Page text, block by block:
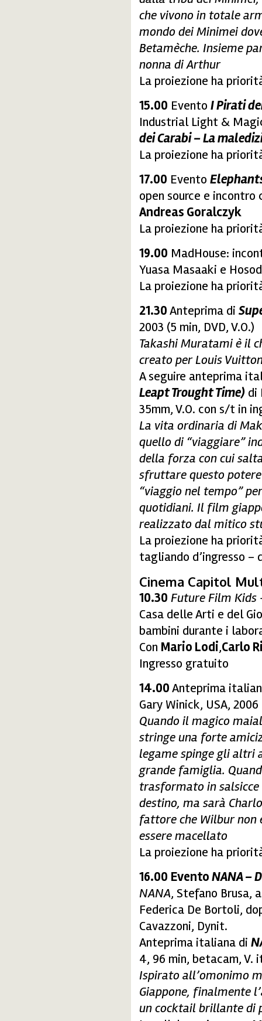
che vivono in totale
mondo dei Minimei
Betamèche. Insieme
nonna di Arthur
La proiezione ha
15.00 Evento I Pirati
Industrial Light &
dei Carabi – La
La proiezione ha
17.00 Evento
open source e
Andreas Goralczyk
La proiezione ha
19.00 MadHouse:
Yuasa Masaaki e
La proiezione ha
21.30Anteprima di
2003 (5 min, DVD, V.O.)
Takashi Muratami è il
creato per Louis
A seguire anteprima
Leapt Trought Time) di
35mm, V.O. con s/t in
La vita ordinaria di
quello di “viaggiare”
della forza con cui
sfruttare questo
“viaggio nel tempo”
quotidiani. Il film
realizzato dal mitico
La proiezione ha
tagliando d’ingresso –
Cinema Capitol
10.30 Future Film
Casa delle Arti e del
bambini durante i
Con Mario Lodi,Carlo
Ingresso gratuito
14.00Anteprima
Gary Winick, USA,
Quando il magico
stringe una forte
legame spinge gli altri
grande famiglia.
trasformato in
destino, ma sarà
fattore che Wilbur
essere macellato
La proiezione ha
16.00 EventoNANA –
NANA, Stefano Brusa,
Federica De Bortoli,
Cavazzoni, Dynit.
Anteprima italiana di
4, 96 min, betacam, V.
Ispirato all’omonimo
Giappone, finalmente
un cocktail brillante di